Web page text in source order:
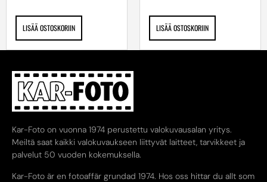
LISÄÄ OSTOSKORIIN LISÄÄ OSTOSKORIIN
Kar-Foto on vuonna 1974 perustettu valokuvausalan yritys.
Meiltä saat kaikki valokuvaukseen liittyvät laitteet, tarvikkeet ja
palvelut 50 vuoden kokemuksella.
Kar-Foto är en fotoaffär grundad 1974. Hos oss hittar du allt som